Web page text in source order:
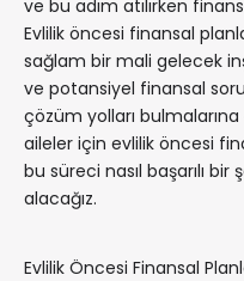
ve bu adım atılırken
Evlilik öncesi finansal
sağlam bir mali gelecek
ve potansiyel finansal
çözüm yolları
aileler için evlilik öncesi
bu süreci nasıl başarılı
alacağız.
Evlilik Öncesi Finansal